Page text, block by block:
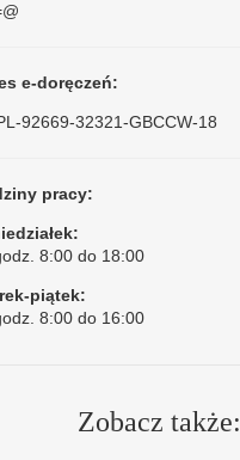
e-doręczeń:
92669-32321-GBCCW-18
pracy:
8:00 do 18:00
piątek:
8:00 do 16:00
Zobacz także: